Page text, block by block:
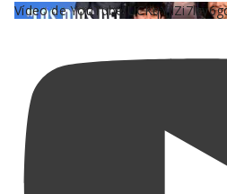
Vídeo de YouTube